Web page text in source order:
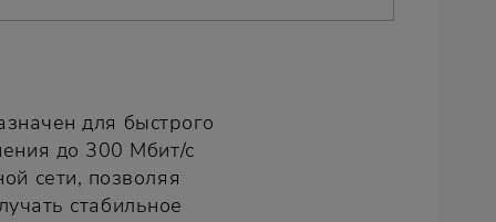
для быстрого
до 300 Мбит/с
сети, позволяя
стабильное